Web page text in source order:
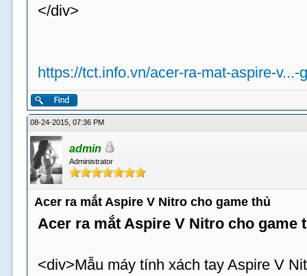
</div>
https://tct.info.vn/acer-ra-mat-aspire-v...-
08-24-2015, 07:36 PM
admin
Administrator
Acer ra mắt Aspire V Nitro cho game thủ
Acer ra mắt Aspire V Nitro cho game
<div>Mẫu máy tính xách tay Aspire V